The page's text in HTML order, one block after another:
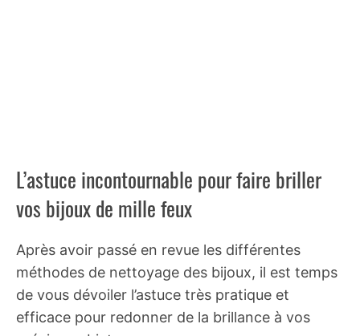
L’astuce incontournable pour faire briller
vos bijoux de mille feux
Après avoir passé en revue les différentes
méthodes de nettoyage des bijoux, il est temps
de vous dévoiler l’astuce très pratique et
efficace pour redonner de la brillance à vos